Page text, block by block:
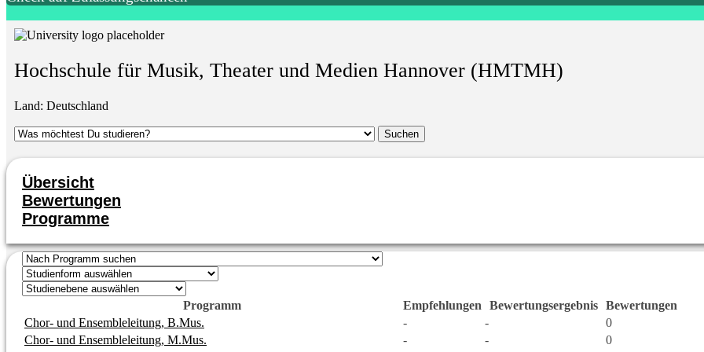
Hochschule für Musik, Theater und Medien Hannover (HMTMH)
Land: Deutschland
Übersicht
Bewertungen
Programme
Programm Empfehlungen Bewertungsergebnis Bewertungen
Chor- und Ensembleleitung, B.Mus.
- -
0
Chor- und Ensembleleitung, M.Mus.
- -
0